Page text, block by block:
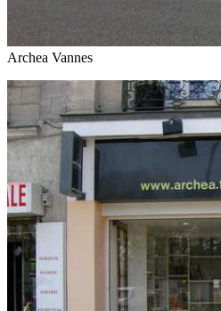
Archea Vannes